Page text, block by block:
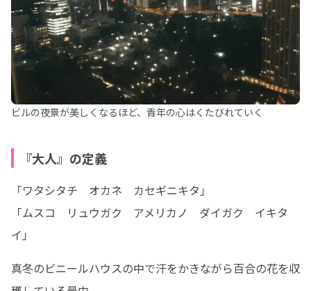
ビルの夜景が美しくなるほど、青年の心はくたびれていく
『大人』の定義
「ワタシタチ　オカネ　カセギニキタ」
「ムスコ　リュウガク　アメリカノ　ダイガク　イキタ
イ」
真冬のビニールハウスの中で汗をかきながら百合の花を収